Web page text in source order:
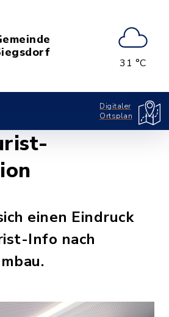
31 °C
Digitaler
Ortsplan
einen Eindruck
Info nach